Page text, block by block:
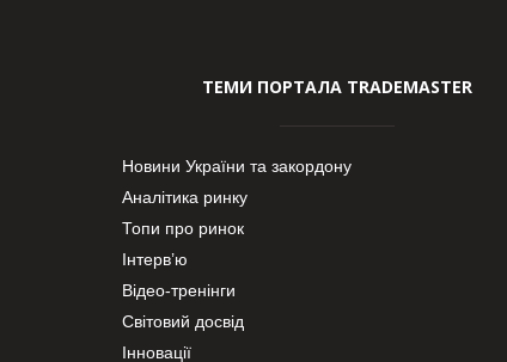
ТЕМИ ПОРТАЛА TRADEMASTER
Новини України та закордону
Аналітика ринку
Топи про ринок
Інтерв’ю
Відео-тренінги
Світовий досвід
Інновації